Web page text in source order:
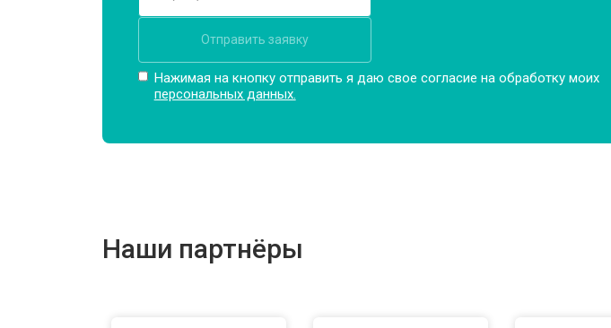
Отправить заявку
Нажимая на кнопку отправить я даю свое согласие на обработку моих
персональных данных.
Наши партнёры